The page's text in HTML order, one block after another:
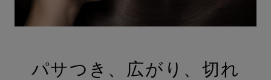
パサつき、広がり、切れ